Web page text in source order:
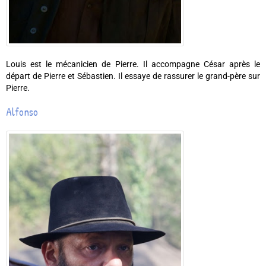
Louis est le mécanicien de Pierre. Il accompagne César après le
départ de Pierre et Sébastien. Il essaye de rassurer le grand-père sur
Pierre.
Alfonso